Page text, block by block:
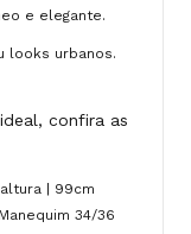
e elegante.
looks urbanos.
confira as
altura | 99cm
34/36